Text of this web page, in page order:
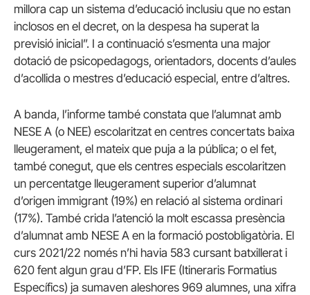
millora cap un sistema d’educació inclusiu que no estan
inclosos en el decret, on la despesa ha superat la
previsió inicial”. I a continuació s’esmenta una major
dotació de psicopedagogs, orientadors, docents d’aules
d’acollida o mestres d’educació especial, entre d’altres.
A banda, l’informe també constata que l’alumnat amb
NESE A (o NEE) escolaritzat en centres concertats baixa
lleugerament, el mateix que puja a la pública; o el fet,
també conegut, que els centres especials escolaritzen
un percentatge lleugerament superior d’alumnat
d’origen immigrant (19%) en relació al sistema ordinari
(17%). També crida l’atenció la molt escassa presència
d’alumnat amb NESE A en la formació postobligatòria. El
curs 2021/22 només n’hi havia 583 cursant batxillerat i
620 fent algun grau d’FP. Els IFE (Itineraris Formatius
Específics) ja sumaven aleshores 969 alumnes, una xifra